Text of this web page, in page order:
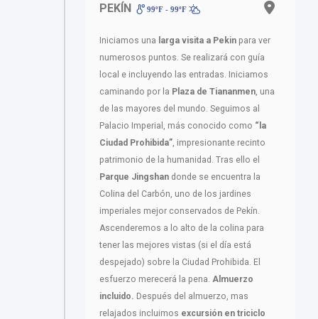
PEKÍN 99ºF - 99ºF
Iniciamos una larga visita a Pekin para ver
numerosos puntos. Se realizará con guía
local e incluyendo las entradas. Iniciamos
caminando por la Plaza de Tiananmen, una
de las mayores del mundo. Seguimos al
Palacio Imperial, más conocido como “la
Ciudad Prohibida”, impresionante recinto
patrimonio de la humanidad. Tras ello el
Parque Jingshan donde se encuentra la
Colina del Carbón, uno de los jardines
imperiales mejor conservados de Pekín.
Ascenderemos a lo alto de la colina para
tener las mejores vistas (si el día está
despejado) sobre la Ciudad Prohibida. El
esfuerzo merecerá la pena. Almuerzo
incluido. Después del almuerzo, mas
relajados incluimos excursión en triciclo